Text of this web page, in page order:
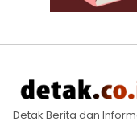
Detak Berita dan